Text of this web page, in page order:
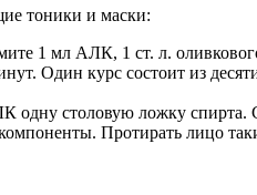
тоники и маски:
1 мл АЛК, 1 ст. л.
Один курс состоит из
столовую ложку спирта.
компоненты. Протирать лицо